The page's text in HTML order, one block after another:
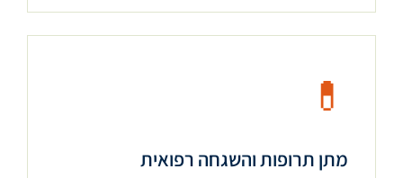
💊
מתן תרופות והשגחה רפואית